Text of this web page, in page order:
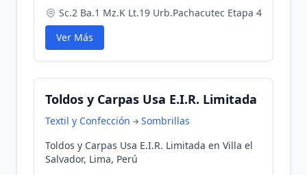
Sc.2 Ba.1 Mz.K Lt.19 Urb.Pachacutec Etapa 4
Ver Más
Toldos y Carpas Usa E.I.R. Limitada
Textil y Confección
Sombrillas
Toldos y Carpas Usa E.I.R. Limitada en Villa el
Salvador, Lima, Perú